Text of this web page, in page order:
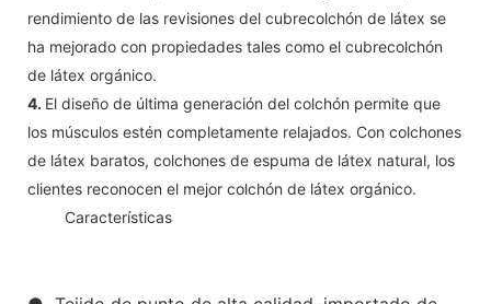
rendimiento de las revisiones del cubrecolchón de látex se
ha mejorado con propiedades tales como el cubrecolchón
de látex orgánico.
4. El diseño de última generación del colchón permite que
los músculos estén completamente relajados. Con colchones
de látex baratos, colchones de espuma de látex natural, los
clientes reconocen el mejor colchón de látex orgánico.
Características